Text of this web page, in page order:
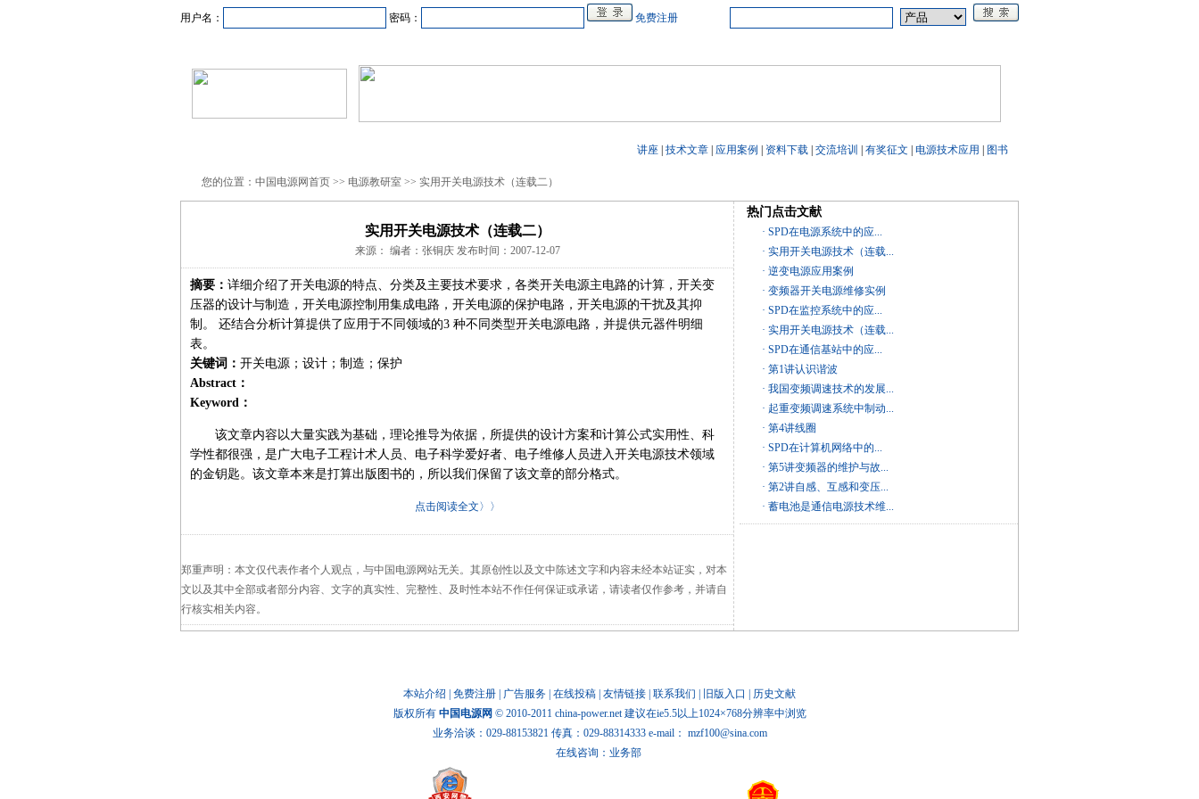
用户名： 密码： 免费注册
讲座 技术文章 应用案例 资料下载 交流培训 有奖征文 电源技术应用 图书
您的位置：中国电源网首页 >> 电源教研室 >> 实用开关电源技术（连载二）
实用开关电源技术（连载二）
来源： 编者：张铜庆 发布时间：2007-12-07
摘要： 详细介绍了开关电源的特点、分类及主要技术要求，各类开关电源主电路的计算，开关变
压器的设计与制造，开关电源控制用集成电路，开关电源的保护电路，开关电源的干扰及其抑
制。 还结合分析计算提供了应用于不同领域的3 种不同类型开关电源电路，并提供元器件明细
表。
关键词： 开关电源；设计；制造；保护
Abstract：
Keyword：
该文章内容以大量实践为基础，理论推导为依据，所提供的设计方案和计算公式实用性、科
学性都很强，是广大电子工程计术人员、电子科学爱好者、电子维修人员进入开关电源技术领域
的金钥匙。该文章本来是打算出版图书的，所以我们保留了该文章的部分格式。
点击阅读全文〉〉
郑重声明：本文仅代表作者个人观点，与中国电源网站无关。其原创性以及文中陈述文字和内容未经本站证实，对本
文以及其中全部或者部分内容、文字的真实性、完整性、及时性本站不作任何保证或承诺，请读者仅作参考，并请自
行核实相关内容。
热门点击文献
· SPD在电源系统中的应...
· 实用开关电源技术（连载...
· 逆变电源应用案例
· 变频器开关电源维修实例
· SPD在监控系统中的应...
· 实用开关电源技术（连载...
· SPD在通信基站中的应...
· 第1讲认识谐波
· 我国变频调速技术的发展...
· 起重变频调速系统中制动...
· 第4讲线圈
· SPD在计算机网络中的...
· 第5讲变频器的维护与故...
· 第2讲自感、互感和变压...
· 蓄电池是通信电源技术维...
本站介绍 免费注册 广告服务 在线投稿 友情链接 联系我们 旧版入口
历史文献
版权所有 中国电源网 © 2010-2011 china-power.net 建议在ie5.5以上1024×768分辨率中浏览
业务洽谈：029-88153821 传真：029-88314333 e-mail： mzf100@sina.com
在线咨询：业务部